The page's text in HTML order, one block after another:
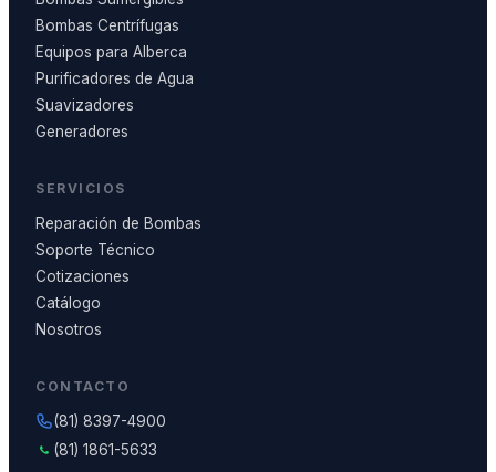
Bombas Centrífugas
Equipos para Alberca
Purificadores de Agua
Suavizadores
Generadores
SERVICIOS
Reparación de Bombas
Soporte Técnico
Cotizaciones
Catálogo
Nosotros
CONTACTO
(81) 8397-4900
(81) 1861-5633